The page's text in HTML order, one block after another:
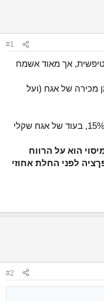
#1
אך מאוד אשמח
מכירה של אגח (ועל
הבנתי שמיסוי של אגח שקלי לא צמוד הוא 15%, בעוד של אגח שקלי
הוא על הרווח
לפני החלת אחוזי
#2